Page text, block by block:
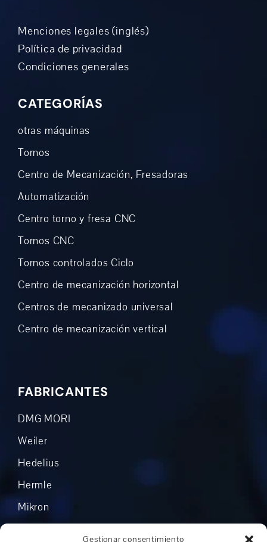
Gestionar consentimiento
Menciones legales (inglés)
Política de privacidad
Condiciones generales
CATEGORÍAS
otras máquinas
Tornos
Centro de Mecanización, Fresadoras
Automatización
Centro torno y fresa CNC
Tornos CNC
Tornos controlados Ciclo
Centro de mecanización horizontal
Centros de mecanizado universal
Centro de mecanización vertical
FABRICANTES
DMG MORI
Weiler
Hedelius
Hermle
Mikron